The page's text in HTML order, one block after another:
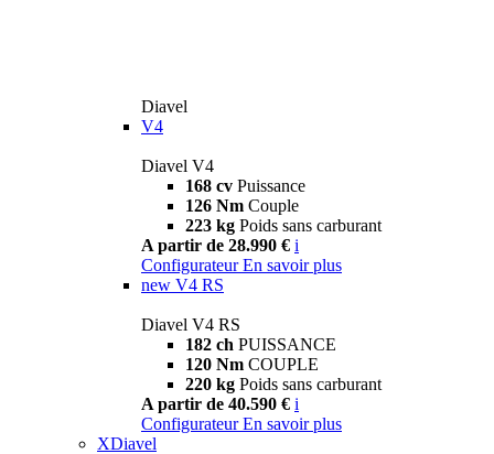
Diavel
V4
Diavel V4
168 cv Puissance
126 Nm Couple
223 kg Poids sans carburant
A partir de 28.990 € i
Configurateur En savoir plus
new V4 RS
Diavel V4 RS
182 ch PUISSANCE
120 Nm COUPLE
220 kg Poids sans carburant
A partir de 40.590 € i
Configurateur En savoir plus
XDiavel